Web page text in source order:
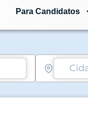
Para Candidatos